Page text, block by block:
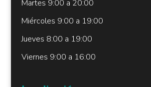
Martes 9:00 a 20:00
Miércoles 9:00 a 19:00
Jueves 8:00 a 19:00
Viernes 9:00 a 16:00